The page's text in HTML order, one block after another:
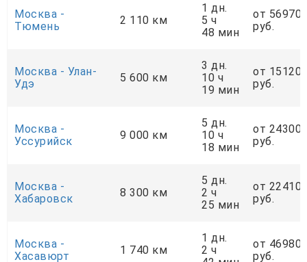
Москва -
Тюмень
2 110 км
1 дн.
5 ч
48 мин
от 56970
руб.
Москва - Улан-
Удэ
5 600 км
3 дн.
10 ч
19 мин
от
руб.
Москва -
Уссурийск
9 000 км
5 дн.
10 ч
18 мин
от
руб.
Москва -
Хабаровск
8 300 км
5 дн.
2 ч
25 мин
от
руб.
Москва -
Хасавюрт
1 740 км
1 дн.
2 ч
от 46980
руб.